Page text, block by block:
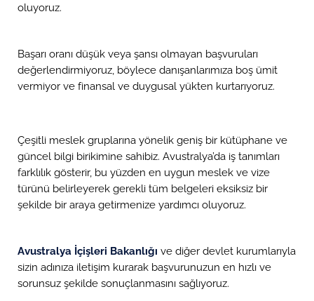
oluyoruz.
Başarı oranı düşük veya şansı olmayan başvuruları
değerlendirmiyoruz, böylece danışanlarımıza boş ümit
vermiyor ve finansal ve duygusal yükten kurtarıyoruz.
Çeşitli meslek gruplarına yönelik geniş bir kütüphane ve
güncel bilgi birikimine sahibiz. Avustralya’da iş tanımları
farklılık gösterir, bu yüzden en uygun meslek ve vize
türünü belirleyerek gerekli tüm belgeleri eksiksiz bir
şekilde bir araya getirmenize yardımcı oluyoruz.
Avustralya İçişleri Bakanlığı ve diğer devlet kurumlarıyla
sizin adınıza iletişim kurarak başvurunuzun en hızlı ve
sorunsuz şekilde sonuçlanmasını sağlıyoruz.